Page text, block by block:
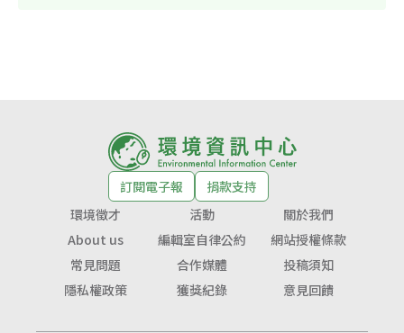
訂閱電子報
捐款支持
環境徵才
活動
關於我們
About us
編輯室自律公約
網站授權條款
常見問題
合作媒體
投稿須知
隱私權政策
獲獎紀錄 意見回饋